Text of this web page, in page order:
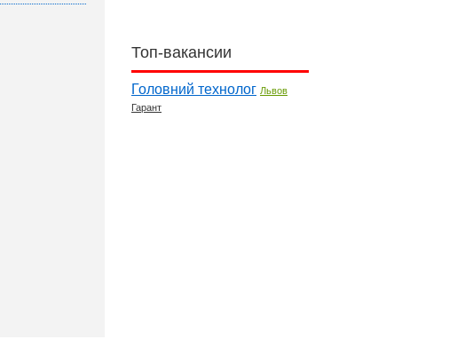
Топ-вакансии
Головний технолог Львов
Гарант